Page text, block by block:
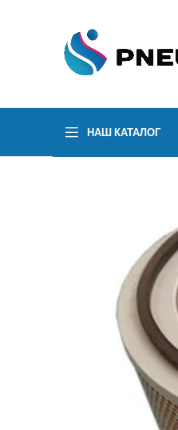
НАШ КАТАЛОГ